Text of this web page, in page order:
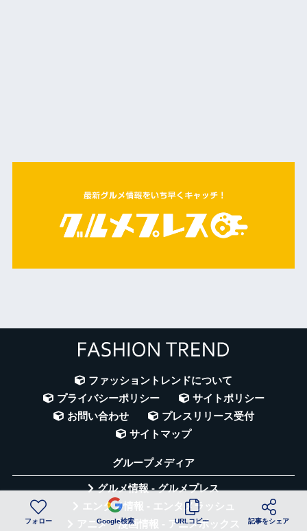
ファッショントレンドについて
プライバシーポリシー
サイトポリシー
お問い合わせ
プレスリリース受付
サイトマップ
グループメディア
グルメ情報 - グルメプレス
エンタメ情報 - エンタメラッシュ
アニメ・漫画情報 - アニメボックス
フォロー Google検索 URLコピー 記事をシェア